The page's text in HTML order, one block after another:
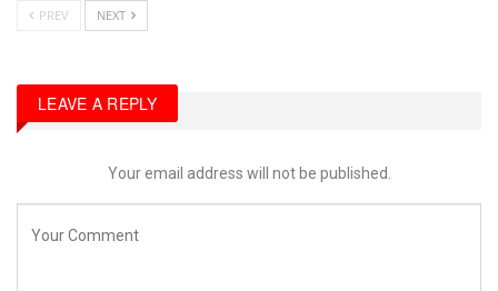
PREV NEXT
LEAVE A REPLY
Your email address will not be published.